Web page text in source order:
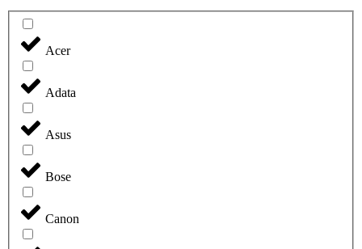
Acer
Adata
Asus
Bose
Canon